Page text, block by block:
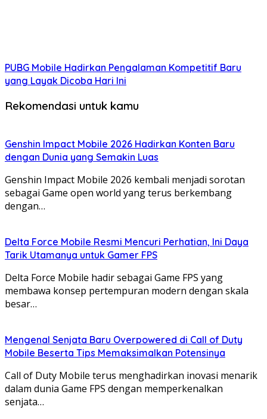
PUBG Mobile Hadirkan Pengalaman Kompetitif Baru
yang Layak Dicoba Hari Ini
Rekomendasi untuk kamu
Genshin Impact Mobile 2026 Hadirkan Konten Baru
dengan Dunia yang Semakin Luas
Genshin Impact Mobile 2026 kembali menjadi sorotan
sebagai Game open world yang terus berkembang
dengan…
Delta Force Mobile Resmi Mencuri Perhatian, Ini Daya
Tarik Utamanya untuk Gamer FPS
Delta Force Mobile hadir sebagai Game FPS yang
membawa konsep pertempuran modern dengan skala
besar…
Mengenal Senjata Baru Overpowered di Call of Duty
Mobile Beserta Tips Memaksimalkan Potensinya
Call of Duty Mobile terus menghadirkan inovasi menarik
dalam dunia Game FPS dengan memperkenalkan
senjata…